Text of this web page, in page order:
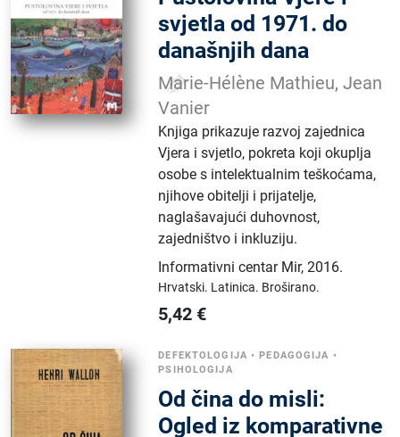
svjetla od 1971. do
današnjih dana
Marie-Hélène Mathieu, Jean
Vanier
Knjiga prikazuje razvoj zajednica
Vjera i svjetlo, pokreta koji okuplja
osobe s intelektualnim teškoćama,
njihove obitelji i prijatelje,
naglašavajući duhovnost,
zajedništvo i inkluziju.
Informativni centar Mir,2016.
Hrvatski. Latinica. Broširano.
5,42 €
DEFEKTOLOGIJA •PEDAGOGIJA •
PSIHOLOGIJA
Od čina do misli:
Ogled iz komparativne